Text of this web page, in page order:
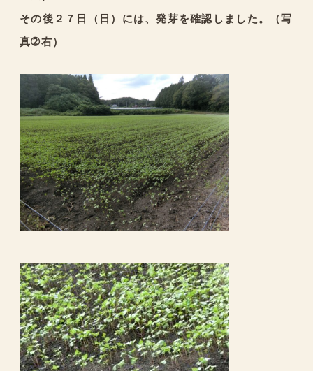
その後２７日（日）には、発芽を確認しました。（写
真➁右）